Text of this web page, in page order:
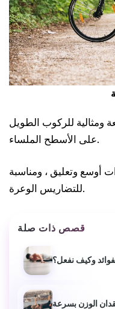
ومثالية للركوب الطويل
على الأسطح الملساء.
أوسع وتعليق ، ومناسبة
للتضاريس الوعرة.
قصص ذات صلة
وكيف نفعل؟